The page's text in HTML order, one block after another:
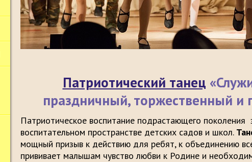
Патриотический танец
праздничный, торжественный и
Патриотическое воспитание подрастающего
воспитательном пространстве детских садов и школ.
мощный призыв к действию для ребят, к объединению
прививает малышам чувство любви к Родине и